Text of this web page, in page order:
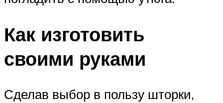
Как изготовить
своими руками
Сделав выбор в пользу шторки,